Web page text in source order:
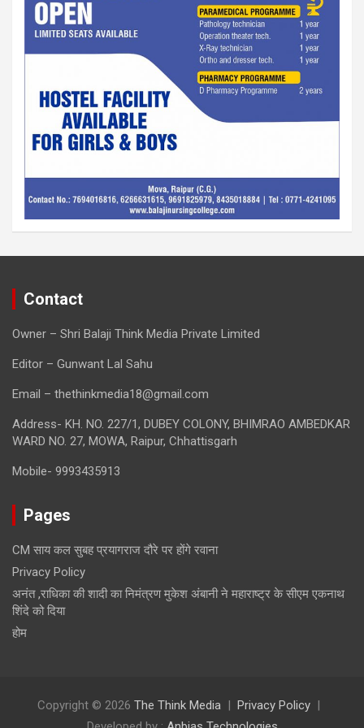
Contact
Owner – Shri Balaji Think Media Private Limited
Editor – Gunwant Lal Sahu
Email – thethinkmedia18@gmail.com
Address- KH. NO. 227/1, DUBEY COLONY, BHIMRAO AMBEDKAR
WARD NO. 27, MOWA, Raipur, Chhattisgarh
Mobile- 9993435913
Pages
CM साय कल सुबह प्रयागराज दौरे पर होंगे रवाना
Privacy Policy
अनंत ,राधिका की शादी का निमंत्रण मुकेश अंबानी ने महाराष्ट्र के सीएम एकनाथ
शिंदे को दिया
होम
Copyright © 2026 The Think Media
Privacy Policy